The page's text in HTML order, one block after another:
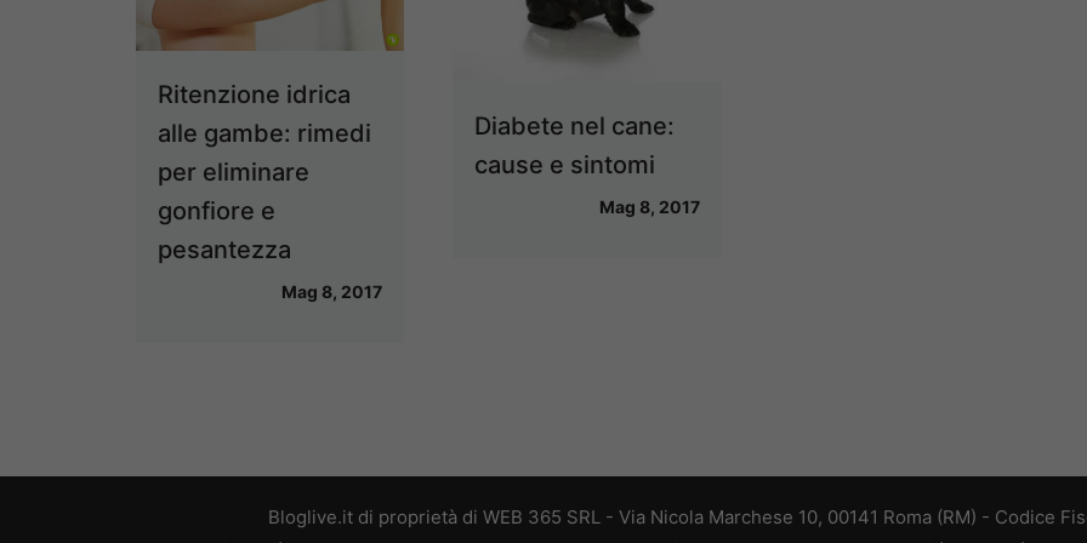
Ritenzione idrica
alle gambe: rimedi
per eliminare
gonfiore e
pesantezza
Mag 8, 2017
Diabete nel cane:
cause e sintomi
Mag 8, 2017
Bloglive.it di proprietà di WEB 365 SRL - Via Nicola Marchese 10, 00141 Roma (RM) - Codice